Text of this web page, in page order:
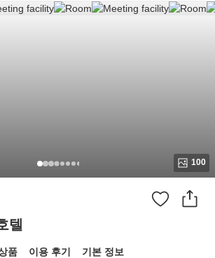
100
텔
품 이용 후기 기본 정보